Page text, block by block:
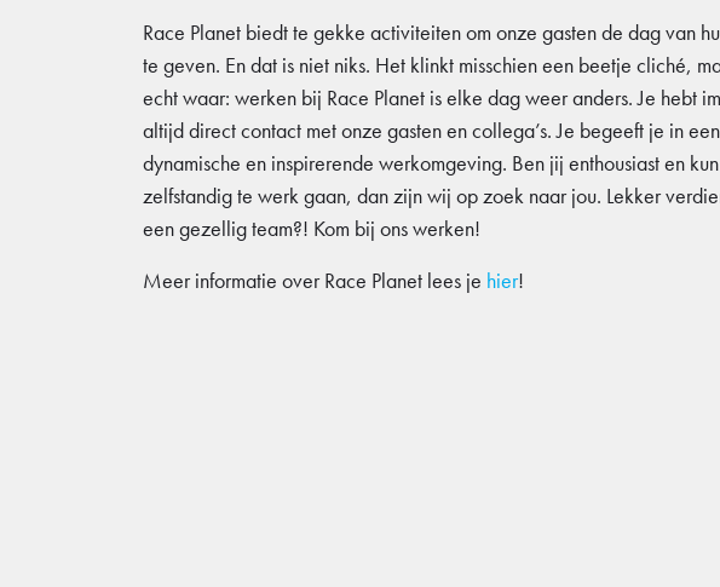
Race Planet biedt te gekke activiteiten om onze gasten de dag van
te geven. En dat is niet niks. Het klinkt misschien een beetje cliché,
echt waar: werken bij Race Planet is elke dag weer anders. Je hebt
altijd direct contact met onze gasten en collega’s. Je begeeft je in
dynamische en inspirerende werkomgeving. Ben jij enthousiast en
zelfstandig te werk gaan, dan zijn wij op zoek naar jou. Lekker
een gezellig team?! Kom bij ons werken!
Meer informatie over Race Planet lees je hier!